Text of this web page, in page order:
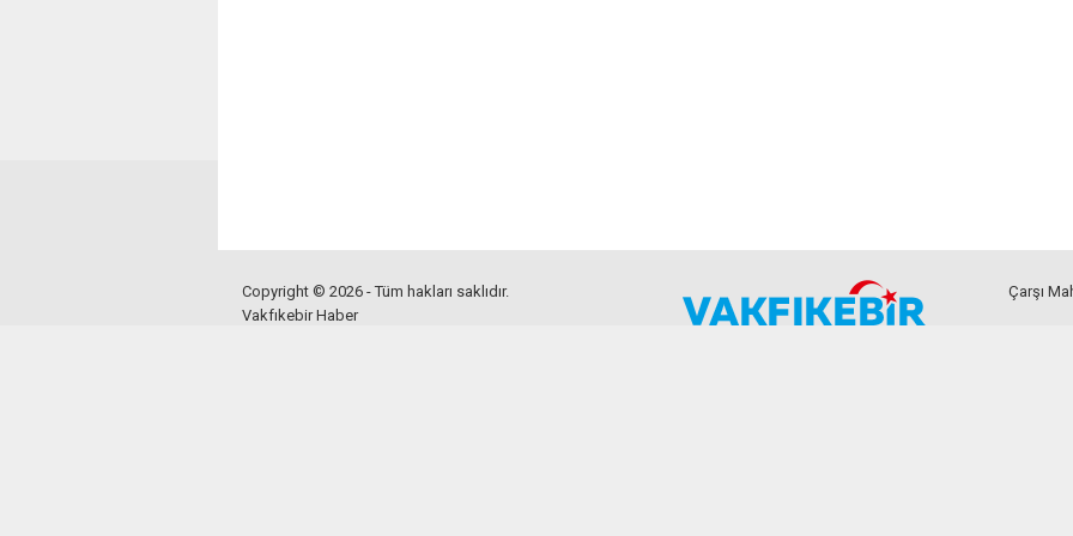
Copyright © 2026 - Tüm hakları saklıdır.
Vakfıkebir Haber
Çarşı